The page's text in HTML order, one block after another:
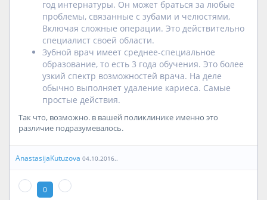
год интернатуры. Он может браться за любые
проблемы, связанные с зубами и челюстями,
Включая сложные операции. Это действительно
специалист своей области.
Зубной врач имеет среднее-специальное
образование, то есть 3 года обучения. Это более
узкий спектр возможностей врача. На деле
обычно выполняет удаление кариеса. Самые
простые действия.
Так что, возможно. в вашей поликлинике именно это
различие подразумевалось.
AnastasijaKutuzova 04.10.2016..
0